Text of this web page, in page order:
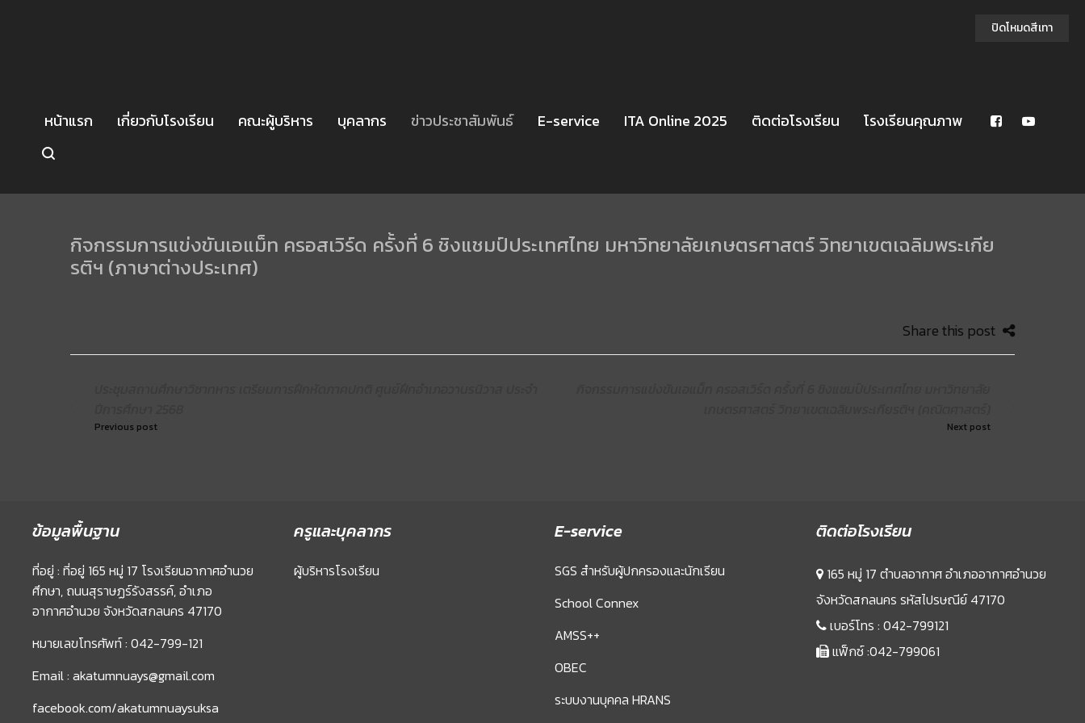
หน้าแรก เกี่ยวกับโรงเรียน คณะผู้บริหาร บุคลากร ข่าวประชาสัมพันธ์ E-service ITA Online 2025 ติดต่อโรงเรียน โรงเรียนคุณภาพ
กิจกรรมการแข่งขันเอแม็ท ครอสเวิร์ด ครั้งที่ 6 ชิงแชมป์ประเทศไทย มหาวิทยาลัยเกษตรศาสตร์ วิทยาเขตเฉลิมพระเกีย
รติฯ (ภาษาต่างประเทศ)
Share this post
Previous post Next post
ข้อมูลพื้นฐาน
ที่อยู่ : ที่อยู่ 165 หมู่ 17 โรงเรียนอากาศอำนวย
ศึกษา, ถนนสุราษฏร์รังสรรค์, อำเภอ
อากาศอำนวย จังหวัดสกลนคร 47170
หมายเลขโทรศัพท์ : 042-799-121
Email : akatumnuays@gmail.com
facebook.com/akatumnuaysuksa
ครูและบุคลากร
ผู้บริหารโรงเรียน
E-service
SGS สำหรับผู้ปกครองและนักเรียน
School Connex
AMSS++
OBEC
ระบบงานบุคคล HRANS
ติดต่อโรงเรียน
165 หมู่ 17 ตำบลอากาศ อำเภออากาศอำนวย
จังหวัดสกลนคร รหัสไปรษณีย์ 47170
เบอร์โทร : 042-799121
แฟ็กซ์ :042-799061
ปิดโหมดสีเทา